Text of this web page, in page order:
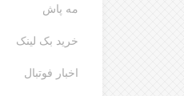
مه پاش
خرید بک لینک
اخبار فوتبال